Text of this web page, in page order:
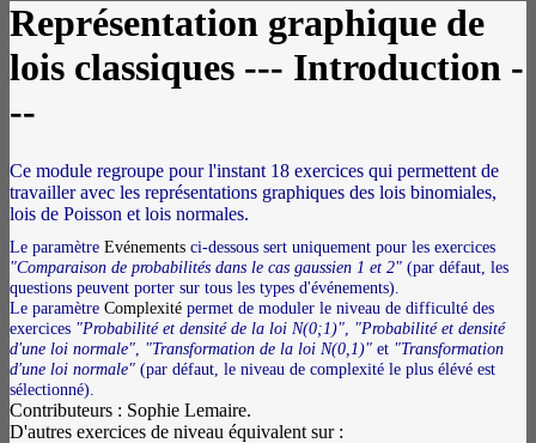
Représentation graphique de
lois classiques --- Introduction -
--
Ce module regroupe pour l'instant 18 exercices qui permettent de
travailler avec les représentations graphiques des lois binomiales,
lois de Poisson et lois normales.
Le paramètre Evénements ci-dessous sert uniquement pour les exercices
"Comparaison de probabilités dans le cas gaussien 1 et 2" (par défaut, les
questions peuvent porter sur tous les types d'événements).
Le paramètre Complexité permet de moduler le niveau de difficulté des
exercices "Probabilité et densité de la loi N(0;1)" "Probabilité et densité
d'une loi normale" "Transformation de la loi N(0,1)" et "Transformation
d'une loi normale" (par défaut, le niveau de complexité le plus élévé est
sélectionné).
Contributeurs : Sophie Lemaire.
D'autres exercices de niveau équivalent sur :